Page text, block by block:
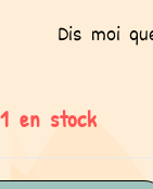
Dis moi
en stock